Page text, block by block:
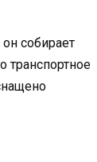
собирает
транспортное